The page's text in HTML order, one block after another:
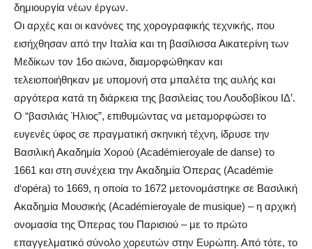
δημιουργία νέων έργων.
Οι αρχές και οι κανόνες της χορογραφικής τεχνικής, που
εισήχθησαν από την Ιταλία και τη βασίλισσα Αικατερίνη των
Μεδίκων τον 16ο αιώνα, διαμορφώθηκαν και
τελειοποιήθηκαν με υπομονή στα μπαλέτα της αυλής και
αργότερα κατά τη διάρκεια της βασιλείας του Λουδοβίκου ΙΔ’.
Ο “βασιλιάς Ήλιος”, επιθυμώντας να μεταμορφώσει το
ευγενές ύφος σε πραγματική σκηνική τέχνη, ίδρυσε την
Βασιλική Ακαδημία Χορού (Académieroyale de danse) το
1661 και στη συνέχεια την Ακαδημία Όπερας (Académie
d‘opéra) το 1669, η οποία το 1672 μετονομάστηκε σε Βασιλική
Ακαδημία Μουσικής (Académieroyale de musique) – η αρχική
ονομασία της Όπερας του Παρισιού – με το πρώτο
επαγγελματικό σύνολο χορευτών στην Ευρώπη. Από τότε, το